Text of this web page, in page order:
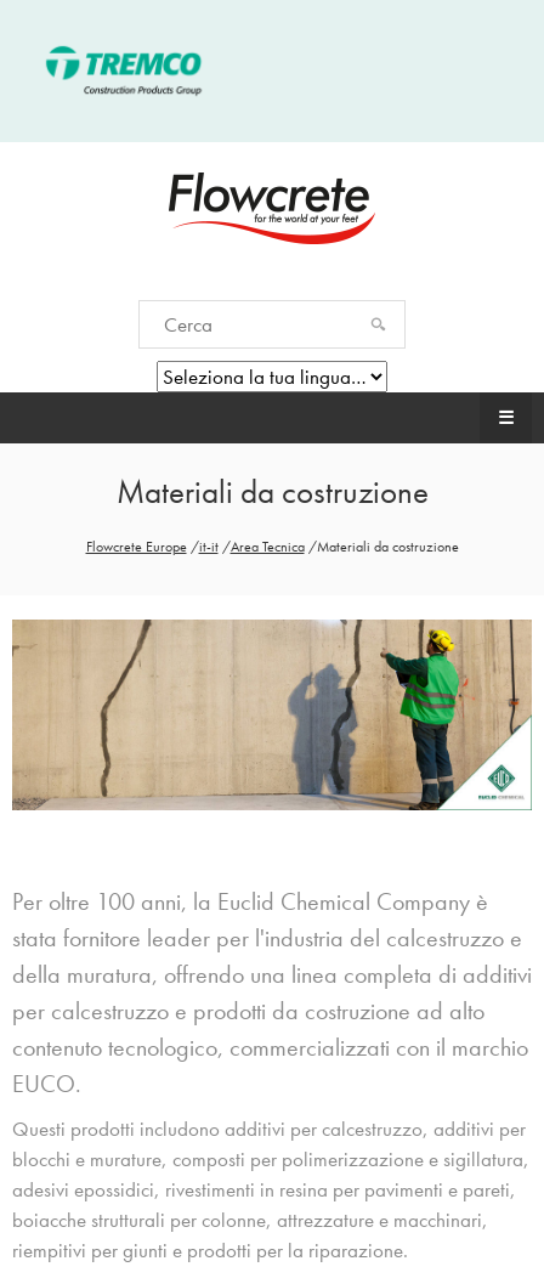
☰
Materiali da costruzione
Flowcrete Europe /it-it /Area Tecnica /Materiali da costruzione
Per oltre 100 anni, la Euclid Chemical Company è
stata fornitore leader per l'industria del calcestruzzo e
della muratura, offrendo una linea completa di additivi
per calcestruzzo e prodotti da costruzione ad alto
contenuto tecnologico, commercializzati con il marchio
EUCO.
Questi prodotti includono additivi per calcestruzzo, additivi per
blocchi e murature, composti per polimerizzazione e sigillatura,
adesivi epossidici, rivestimenti in resina per pavimenti e pareti,
boiacche strutturali per colonne, attrezzature e macchinari,
riempitivi per giunti e prodotti per la riparazione.